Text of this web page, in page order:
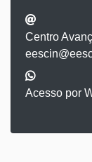
Centro
Acesso por